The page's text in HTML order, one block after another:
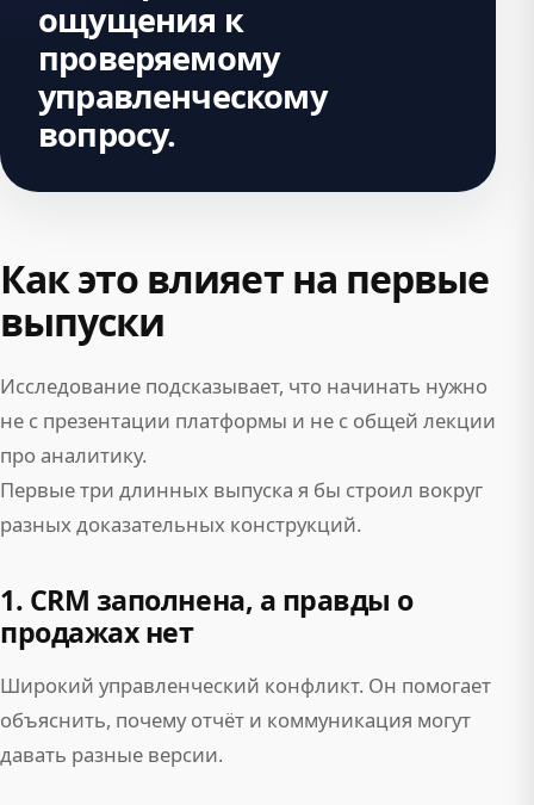
ощущения к
проверяемому
управленческому
вопросу.
Как это влияет на первые
выпуски
Исследование подсказывает, что начинать нужно
не с презентации платформы и не с общей лекции
про аналитику.
Первые три длинных выпуска я бы строил вокруг
разных доказательных конструкций.
1. CRM заполнена, а правды о
продажах нет
Широкий управленческий конфликт. Он помогает
объяснить, почему отчёт и коммуникация могут
давать разные версии.